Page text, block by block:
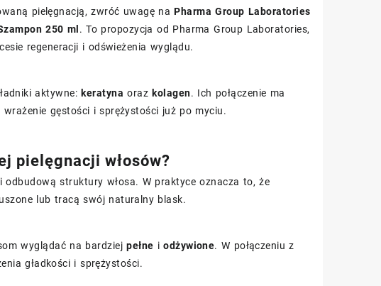
pielęgnacją, zwróć uwagę naPharma Group Laboratories
250 ml . To propozycja od Pharma Group Laboratories,
regeneracji i odświeżenia wyglądu.
aktywne: keratyna oraz kolagen. Ich połączenie ma
gęstości i sprężystości już po myciu.
pielęgnacji włosów?
struktury włosa. W praktyce oznacza to, że
lub tracą swój naturalny blask.
wyglądać na bardziejpełne iodżywione. W połączeniu z
gładkości i sprężystości.